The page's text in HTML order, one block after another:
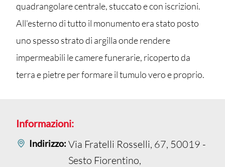
quadrangolare centrale, stuccato e con iscrizioni.
All'esterno di tutto il monumento era stato posto
uno spesso strato di argilla onde rendere
impermeabili le camere funerarie, ricoperto da
terra e pietre per formare il tumulo vero e proprio.
Informazioni:
Indirizzo: Via Fratelli Rosselli, 67, 50019 -
Sesto Fiorentino,